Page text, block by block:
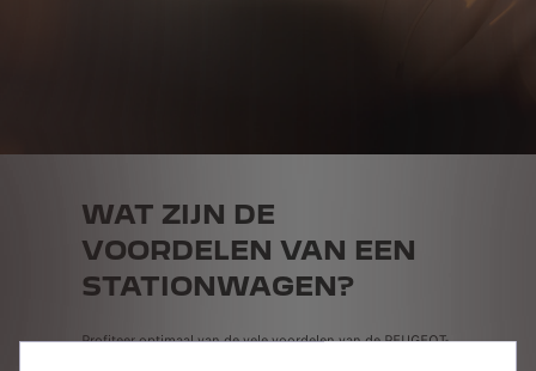
WAT ZIJN DE
VOORDELEN VAN EEN
STATIONWAGEN?
Profiteer optimaal van de vele voordelen van de PEUGEOT-